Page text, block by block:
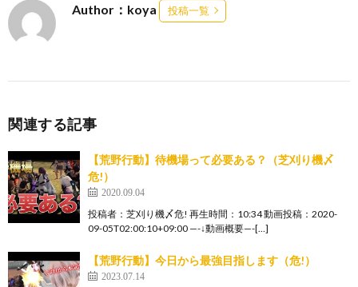
Author：koya 投稿一覧
関連する記事
【荒野行動】待機場って必要ある？（芝刈り機〆
危!）
2020.09.04
投稿者：芝刈り機〆危! 再生時間：10:34 動画投稿：2020-
09-05T02:00:10+09:00 —-↓動画概要—-[…]
【荒野行動】今日から最強目指します（危!）
2023.07.14